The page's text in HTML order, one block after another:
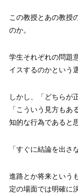
この教授とあの教授
のか。
学生それぞれの問題
イスするのかという
しかし、「どちらが
「こういう見方も
知的な行為であると
「すぐに結論を出さ
進路とか将来という
定の場面では明確に